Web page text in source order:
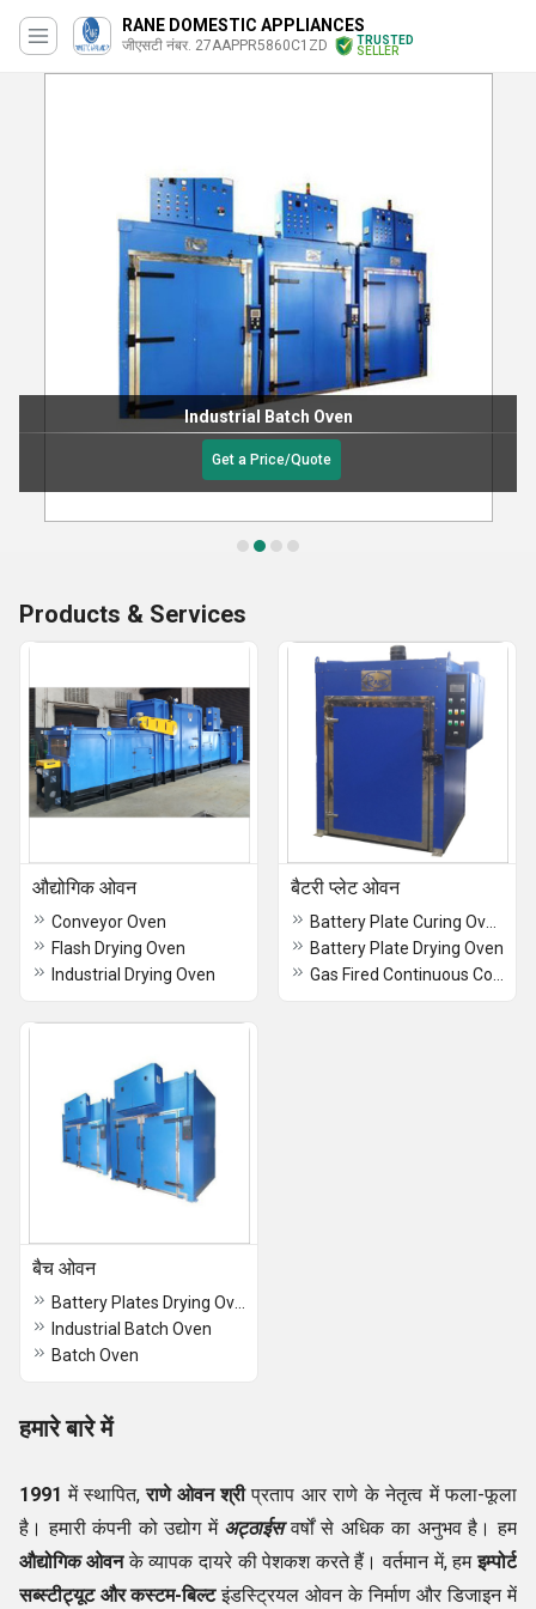
RANE DOMESTIC APPLIANCES
जीएसटी नंबर. 27AAPPR5860C1ZD
TRUSTED
SELLER
Industrial Batch Oven
Get a Price/Quote
Products & Services
औद्योगिक ओवन
Conveyor Oven
Flash Drying Oven
Industrial Drying Oven
बैटरी प्लेट ओवन
Battery Plate Drying Oven
बैच ओवन
Industrial Batch Oven
Batch Oven
हमारे बारे में
1991 में स्थापित,राणे ओवन श्रीप्रताप आर राणे के नेतृत्व में फला-फूला
है। हमारी कंपनी को उद्योग में अट्ठाईसवर्षों से अधिक का अनुभव है। हम
औद्योगिक ओवनके व्यापक दायरे की पेशकश करते हैं। वर्तमान में, हमइम्पोर्ट
सब्स्टीट्यूट और कस्टम-बिल्टइंडस्ट्रियल ओवन के निर्माण और डिजाइन में